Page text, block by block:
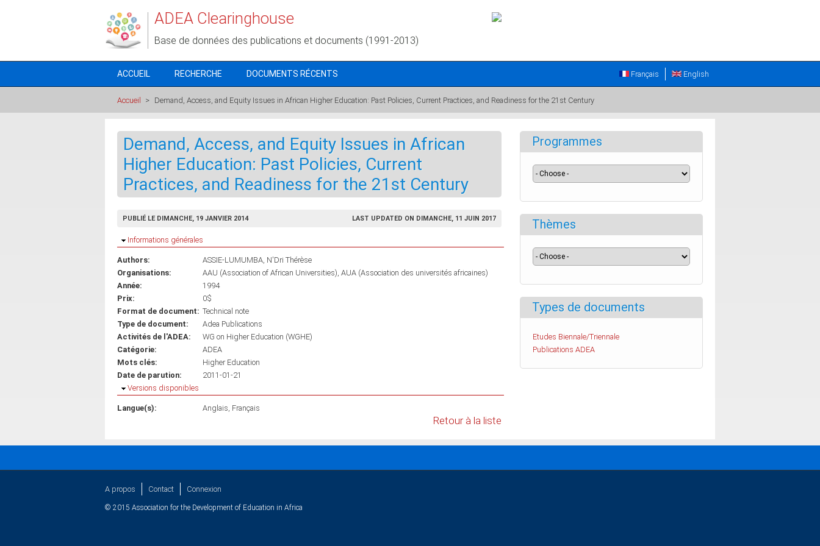
ADEA Clearinghouse
Base de données des publications et documents (1991-2013)
ACCUEIL RECHERCHE DOCUMENTS RÉCENTS English
Français
Accueil > Demand, Access, and Equity Issues in African Higher Education: Past Policies, Current Practices, and Readiness for the 21st Century
Demand, Access, and Equity Issues in African
Higher Education: Past Policies, Current
Practices, and Readiness for the 21st Century
PUBLIÉ LE DIMANCHE, 19 JANVIER 2014 LAST UPDATED ON DIMANCHE, 11 JUIN 2017
Masquer
Informations générales
Authors:
ASSIE-LUMUMBA, N'Dri Thérèse
Organisations:
AAU (Association of African Universities) AUA (Association des universités africaines)
Année:
1994
Prix:
0$
Format de document: Technical note
Type de document:
Adea Publications
Activités de l'ADEA:
WG on Higher Education (WGHE)
Catégorie:
ADEA
Mots clés:
Higher Education
Date de parution:
2011-01-21
Masquer
Versions disponibles
Langue(s): Anglais Français
Retour à la liste
Programmes
Thèmes
Types de documents
Etudes Biennale/Triennale
Publications ADEA
A propos Contact Connexion
© 2015 Association for the Development of Education in Africa